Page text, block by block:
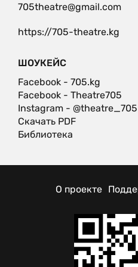
705theatre@gmail.com
https://705-theatre.kg
ШОУКЕЙС
Facebook - 705.kg
Facebook - Theatre705
Instagram - @theatre_705
Скачать PDF
Библиотека
О проекте